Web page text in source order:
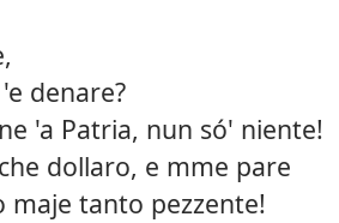
denare?
'a Patria, nun só' niente!
dollaro, e mme pare
maje tanto pezzente!